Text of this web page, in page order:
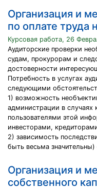
Организация и
по оплате труда
Курсовая работа, 26
Аудиторские проверки
судам, прокурорам и
достоверности
Потребность в услугах
следующими
1) возможность
администрации в
пользователями этой
инвесторами,
2) зависимость
быть весьма
Организация и
собственного